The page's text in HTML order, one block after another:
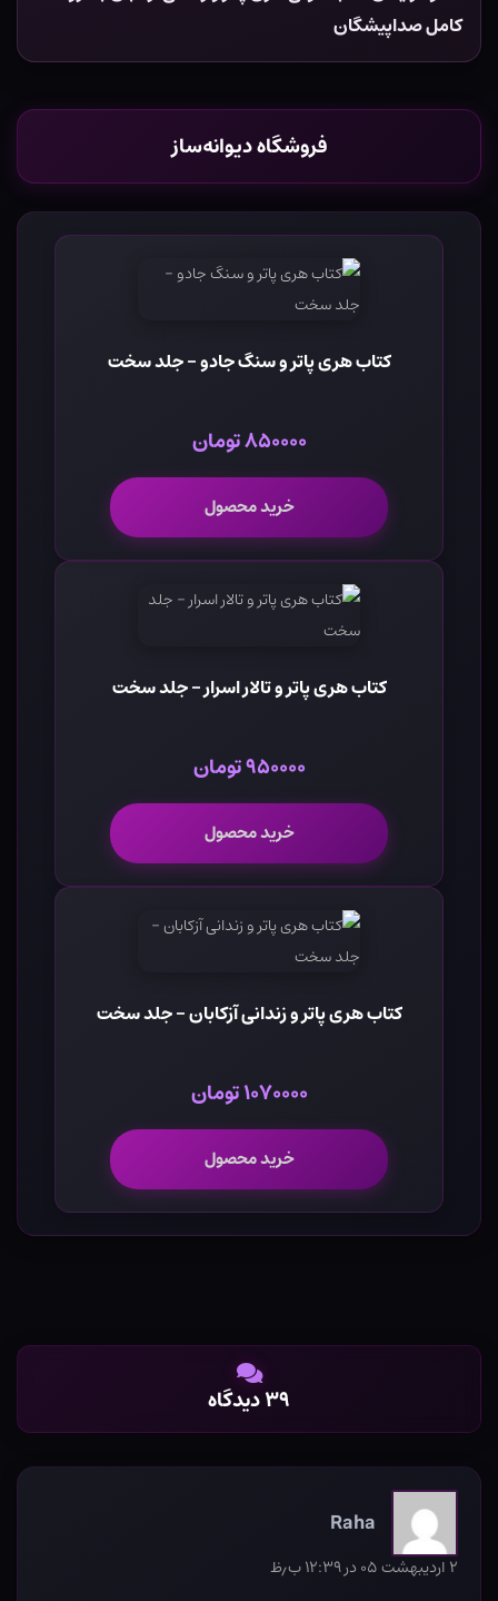
کامل صداپیشگان
فروشگاه دیوانه‌ساز
کتاب هری پاتر و سنگ جادو - جلد سخت
۸۵۰۰۰۰ تومان
خرید محصول
کتاب هری پاتر و تالار اسرار - جلد سخت
۹۵۰۰۰۰ تومان
خرید محصول
کتاب هری پاتر و زندانی آزکابان - جلد سخت
۱۰۷۰۰۰۰ تومان
خرید محصول
۳۹ دیدگاه
Raha
۲ اردیبهشت ۰۵ در ۱۲:۳۹ ب٫ظ